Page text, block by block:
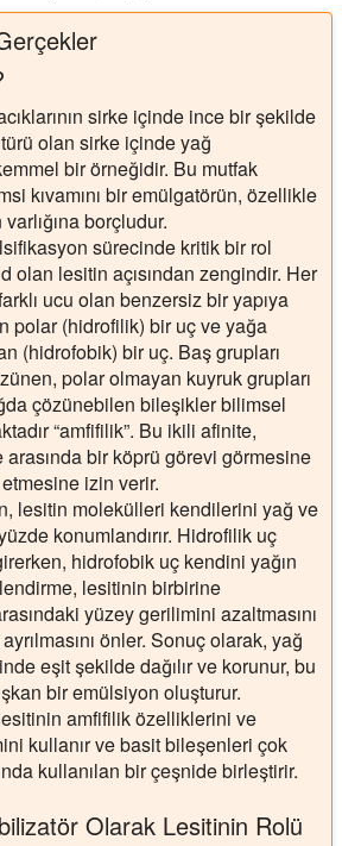
sirke içinde ince bir şekilde
türü olan sirke içinde yağ
bir örneğidir. Bu mutfak
kıvamını bir emülgatörün, özellikle
varlığına borçludur.
sürecinde kritik bir rol
olan lesitin açısından zengindir. Her
ucu olan benzersiz bir yapıya
polar (hidrofilik) bir uç ve yağa
(hidrofobik) bir uç. Baş grupları
polar olmayan kuyruk grupları
çözünebilen bileşikler bilimsel
“amfifilik”. Bu ikili afinite,
bir köprü görevi görmesine
etmesine izin verir.
lesitin molekülleri kendilerini yağ ve
konumlandırır. Hidrofilik uç
hidrofobik uç kendini yağın
lesitinin birbirine
yüzey gerilimini azaltmasını
önler. Sonuç olarak, yağ
eşit şekilde dağılır ve korunur, bu
bir emülsiyon oluşturur.
amfifilik özelliklerini ve
kullanır ve basit bileşenleri çok
kullanılan bir çeşnide birleştirir.
Olarak Lesitinin Rolü